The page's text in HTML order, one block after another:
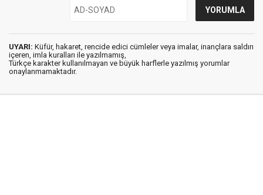
UYARI: Küfür, hakaret, rencide edici cümleler veya imalar, inançlara saldırı
içeren, imla kuralları ile yazılmamış,
Türkçe karakter kullanılmayan ve büyük harflerle yazılmış yorumlar
onaylanmamaktadır.